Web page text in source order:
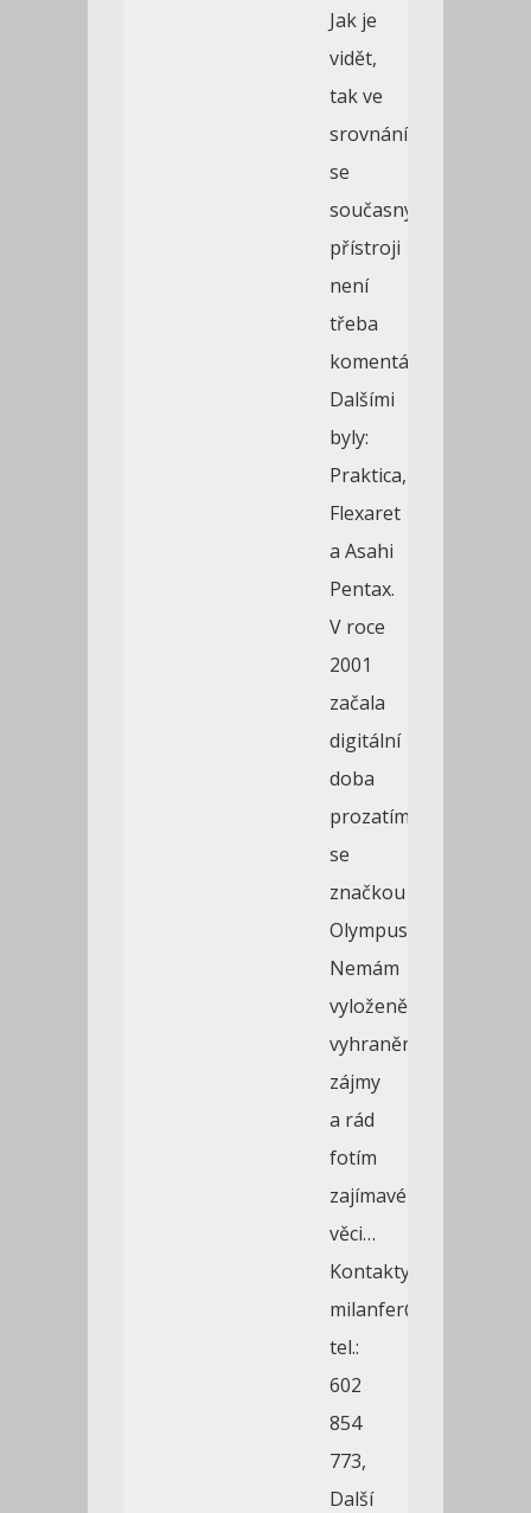
Jak je
vidět,
tak ve
srovnání
se
současnými
přístroji
není
třeba
komentáře…
Dalšími
byly:
Praktica,
Flexaret
a Asahi
Pentax.
V roce
2001
začala
digitální
doba
prozatím
se
značkou
Olympus.
Nemám
vyloženě
vyhraněné
zájmy
a rád
fotím
zajímavé
věci…
Kontakty:
milanfer@seznam.cz,
tel.:
602
854
773,
Další